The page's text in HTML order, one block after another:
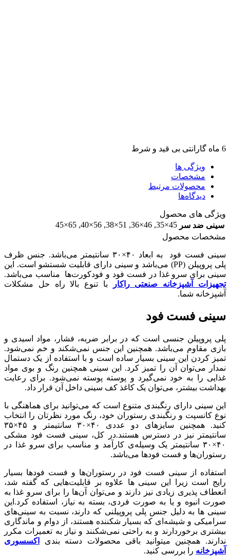
6 ماه گارانتی بی قید و شرط
ویژگی ها
مشخصات
محصولات مرتبط
دیدگاه‌ها
ویژگی های محصول
سینی ضد سر 45×35
,
46×36
,
51×38
,
56×40
,
65×45
مشخصات محصول
سینی فست فود به ابعاد ۴۰×۳۰ سانتیمتر می‌باشد. جنس ظرف
پلی پروپیلن (PP) می‌باشد و سینی دارای قابلیت شستشو است. این
سینی برای سرو غذا در فست فود و فودکورت‌ها مناسب می‌باشد.
تجهیزات آشپزخانه صنعتی راکار
با تنوع بالا راه حل مشکلات
آشپزخانه شما.
سینی فست فود
پلی پروپیلن جنسی است که در برابر ضربه، فشار، مواد اسیدی و
بازی مقاوم می‌باشد. همچنین این جنس نمی‌شکند و خم نمی‌شود.
تمیز کردن این سینی بسیار ساده است و با استفاده از یک دستمال
نمدار می‌توان آن را تمیز کرد. این سینی همچنین رنگ و بوی مواد
غذایی را به خود نمی‌گیرد و پوسته پوسته نمی‌شود. برای رعایت
بهداشت بیشتر، می‌توان یک کاغذ کف سینی داخل آن قرار داد.
این سینی دارای رنگبندی متنوع است که می‌توانید برای هماهنگی با
نوع کانسپت و رنگبندی رستوران خود، رنگ مورد نظرتان را انتخاب
کنید. همچنین سایزهای دو عددی ۴۰×۳۰ سانتیمتر و ۴۵×۳۵
سانتیمتر نیز در دسترس هستند.در کل، سینی فست فود مشکی
۴۰×۳۰ سانتیمتر یک وسیله‌ی کارآمد و مناسب برای سرو غذا در
رستوران‌ها و فست فودها می‌باشد.
استفاده از سینی فست فود در رستوران‌ها و فست فودها بسیار
رایج است زیرا این سینی ها علاوه بر قابلیت‌هایی که گفته شد،
انعطاف پذیری زیادی نیز دارند و می‌توان آن‌ها را برای سرو غذا به
صورت انبوه و یا به صورت فردی، بسته به نیاز، استفاده کرد.این
سینی ها به دلیل جنس پلی پروپیلنی که دارند، نسبت به سینی‌های
سرامیکی و شیشه‌ای که بسیار شکننده هستند، از دوام و ماندگاری
بیشتری برخوردارند و به راحتی نمی‌شکنند و نیاز به تعمیرات مکرر
ندارند. همچنین میتوانید باقی محصولات دسته بندی
اکسسوری
آشپزخانه را بررسی کنید.